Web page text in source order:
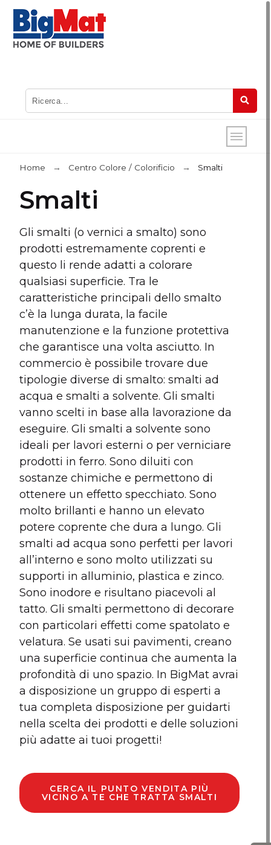
Home Centro Colore / Colorificio Smalti
Smalti
Gli smalti (o vernici a smalto) sono
prodotti estremamente coprenti e
questo li rende adatti a colorare
qualsiasi superficie. Tra le
caratteristiche principali dello smalto
c’è la lunga durata, la facile
manutenzione e la funzione protettiva
che garantisce una volta asciutto. In
commercio è possibile trovare due
tipologie diverse di smalto: smalti ad
acqua e smalti a solvente. Gli smalti
vanno scelti in base alla lavorazione da
eseguire. Gli smalti a solvente sono
ideali per lavori esterni o per verniciare
prodotti in ferro. Sono diluiti con
sostanze chimiche e permettono di
ottenere un effetto specchiato. Sono
molto brillanti e hanno un elevato
potere coprente che dura a lungo. Gli
smalti ad acqua sono perfetti per lavori
all’interno e sono molto utilizzati su
supporti in alluminio, plastica e zinco.
Sono inodore e risultano piacevoli al
tatto. Gli smalti permettono di decorare
con particolari effetti come spatolato e
velatura. Se usati sui pavimenti, creano
una superficie continua che aumenta la
profondità di uno spazio. In BigMat avrai
a disposizione un gruppo di esperti a
tua completa disposizione per guidarti
nella scelta dei prodotti e delle soluzioni
più adatte ai tuoi progetti!
CERCA IL PUNTO VENDITA PIÙ
VICINO A TE CHE TRATTA SMALTI